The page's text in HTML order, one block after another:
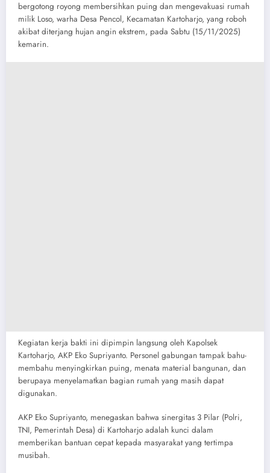
bergotong royong membersihkan puing dan mengevakuasi rumah
milik Loso, warha Desa Pencol, Kecamatan Kartoharjo, yang roboh
akibat diterjang hujan angin ekstrem, pada Sabtu (15/11/2025)
kemarin.
​Kegiatan kerja bakti ini dipimpin langsung oleh Kapolsek
Kartoharjo, AKP Eko Supriyanto. Personel gabungan tampak bahu-
membahu menyingkirkan puing, menata material bangunan, dan
berupaya menyelamatkan bagian rumah yang masih dapat
digunakan.
​AKP Eko Supriyanto, menegaskan bahwa sinergitas 3 Pilar (Polri,
TNI, Pemerintah Desa) di Kartoharjo adalah kunci dalam
memberikan bantuan cepat kepada masyarakat yang tertimpa
musibah.